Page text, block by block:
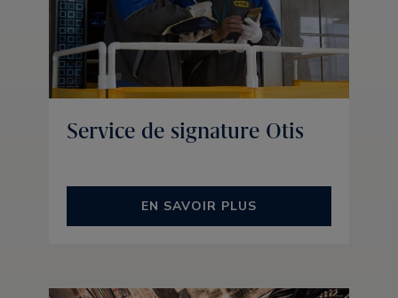
Service de signature Otis
EN SAVOIR PLUS